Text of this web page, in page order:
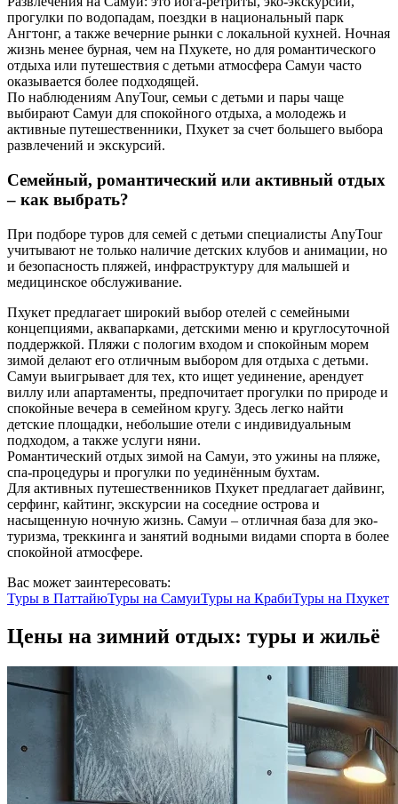
прогулки по водопадам, поездки в национальный парк
Ангтонг, а также вечерние рынки с локальной кухней. Ночная
жизнь менее бурная, чем на Пхукете, но для романтического
отдыха или путешествия с детьми атмосфера Самуи часто
оказывается более подходящей.
По наблюдениям AnyTour, семьи с детьми и пары чаще
выбирают Самуи для спокойного отдыха, а молодежь и
активные путешественники, Пхукет за счет большего выбора
развлечений и экскурсий.
Семейный, романтический или активный отдых
– как выбрать?
При подборе туров для семей с детьми специалисты AnyTour
учитывают не только наличие детских клубов и анимации, но
и безопасность пляжей, инфраструктуру для малышей и
медицинское обслуживание.
Пхукет предлагает широкий выбор отелей с семейными
концепциями, аквапарками, детскими меню и круглосуточной
поддержкой. Пляжи с пологим входом и спокойным морем
зимой делают его отличным выбором для отдыха с детьми.
Самуи выигрывает для тех, кто ищет уединение, арендует
виллу или апартаменты, предпочитает прогулки по природе и
спокойные вечера в семейном кругу. Здесь легко найти
детские площадки, небольшие отели с индивидуальным
подходом, а также услуги няни.
Романтический отдых зимой на Самуи, это ужины на пляже,
спа-процедуры и прогулки по уединённым бухтам.
Для активных путешественников Пхукет предлагает дайвинг,
серфинг, кайтинг, экскурсии на соседние острова и
насыщенную ночную жизнь. Самуи – отличная база для эко-
туризма, треккинга и занятий водными видами спорта в более
спокойной атмосфере.
Вас может заинтересовать:
Туры в ПаттайюТуры на СамуиТуры на КрабиТуры на Пхукет
Цены на зимний отдых: туры и жильё